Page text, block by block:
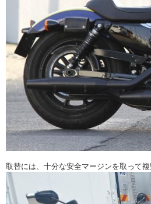
取替には、十分な安全マージンを取って